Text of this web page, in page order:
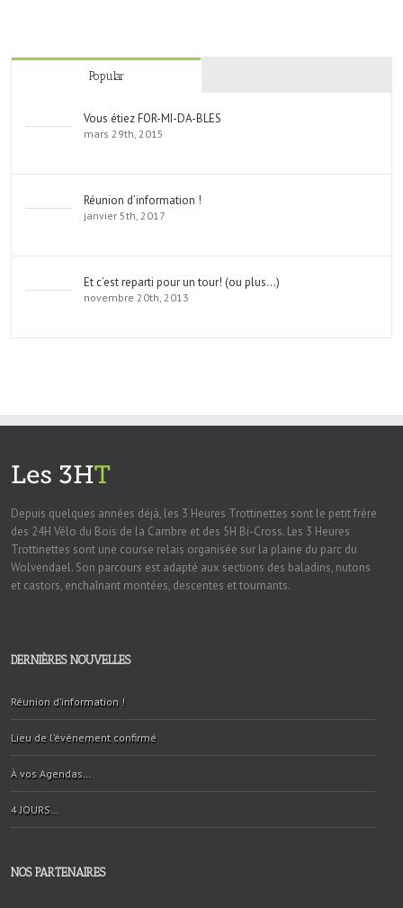
Popular
Vous étiez FOR-MI-DA-BLES
mars 29th, 2015
Réunion d’information !
janvier 5th, 2017
Et c’est reparti pour un tour! (ou plus…)
novembre 20th, 2013
Depuis quelques années déjà, les 3 Heures Trottinettes sont le petit frère
des 24H Vélo du Bois de la Cambre et des 5H Bi-Cross. Les 3 Heures
Trottinettes sont une course relais organisée sur la plaine du parc du
Wolvendael. Son parcours est adapté aux sections des baladins, nutons
et castors, enchaînant montées, descentes et tournants.
DERNIÈRES NOUVELLES
Réunion d’information !
Lieu de l’événement confirmé
À vos Agendas…
4 JOURS…
NOS PARTENAIRES